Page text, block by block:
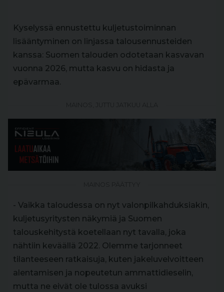
Kyselyssä ennustettu kuljetustoiminnan
lisääntyminen on linjassa talousennusteiden
kanssa: Suomen talouden odotetaan kasvavan
vuonna 2026, mutta kasvu on hidasta ja
epävarmaa.
- Vaikka taloudessa on nyt valonpilkahduksiakin,
kuljetusyritysten näkymiä ja Suomen
talouskehitystä koetellaan nyt tavalla, joka
nähtiin keväällä 2022. Olemme tarjonneet
tilanteeseen ratkaisuja, kuten jakeluvelvoitteen
alentamisen ja nopeutetun ammattidieselin,
mutta ne eivät ole tulossa avuksi